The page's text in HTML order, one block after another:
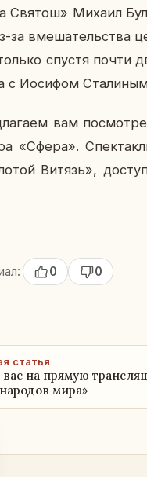
Святош» Михаил
за вме­ша­тель­ства
спустя почти
с Иоси­фом
вам
«Сфера».
Витязь»,
0 0
статья
на прямую
мира»